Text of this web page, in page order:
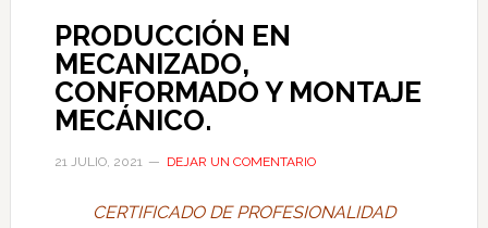
PRODUCCIÓN EN
MECANIZADO,
CONFORMADO Y MONTAJE
MECÁNICO.
21 JULIO, 2021 DEJAR UN COMENTARIO
CERTIFICADO DE PROFESIONALIDAD